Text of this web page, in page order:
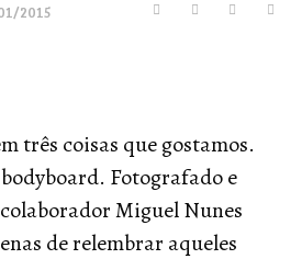
2015
três coisas que gostamos.
Fotografado e
Miguel Nunes
de relembrar aqueles